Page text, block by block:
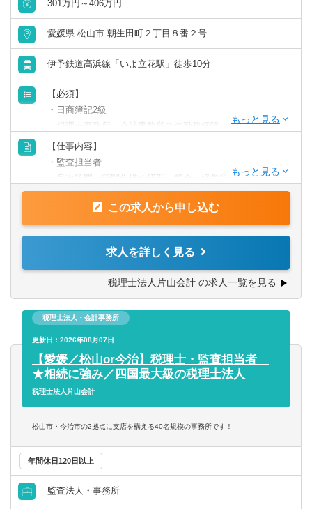
301万円～406万円
愛媛県 松山市 朝生田町２丁目８番２号
伊予鉄道高浜線「いよ立花駅」徒歩10分
【必須】
・日商簿記2級
・税理士事務所、会計事務所での勤務経験
・一般的なExcel・Word等のPCスキル
【歓迎】
・税理士科目合格者
・金融機関での業務経験がある方
【仕事内容】
・監査担当者
・月次訪問（顧問先様の経理、税金、経営等の相談対応）
・融資、資金繰りの支援
・年末調整、確定申告業務
・法人決算申告書の作成
■相続チーム（6名）と法人チーム（20名程度）に分かれて
おり、スキルや希望に応じて業務をお任せします。
申告数を誇ります。
様々な案件に携わることができますので、専門的なスキル
を磨いていただける環境です。
■はじめは内勤から徐々に業務をお任せしていきます。先輩
■税理士を目指しているスタッフも複数名おり、有資格者は
6名、科目合格者は9名在籍しています。通常期の月残業時
この求人から申し込む
求人を詳しく見る
税理士法人片山会計 の求人一覧を見る
税理士法人・会計事務所
更新日：2026年08月07日
【愛媛／松山or今治】税理士・監査担当者
★相続に強み／四国最大級の税理士法人
税理士法人片山会計
松山市・今治市の2拠点に支店を構える40名規模の事務所です！
年間休日120日以上
監査法人・事務所